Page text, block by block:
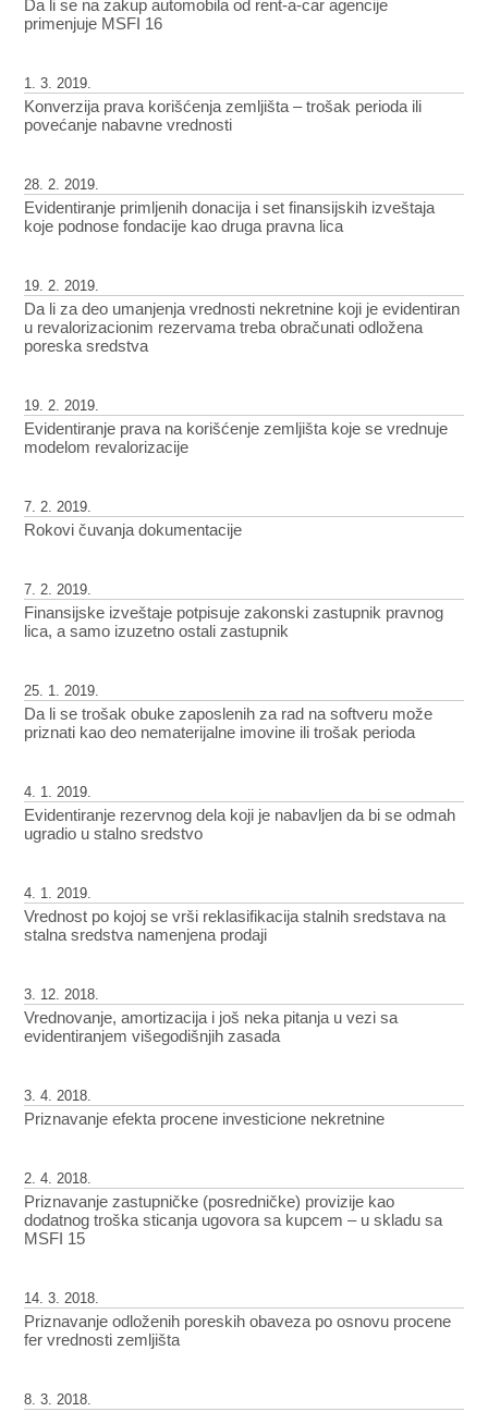
Da li se na zakup automobila od rent-a-car agencije
primenjuje MSFI 16
Konverzija prava korišćenja zemljišta – trošak perioda ili
povećanje nabavne vrednosti
1. 3. 2019.
Evidentiranje primljenih donacija i set finansijskih izveštaja
koje podnose fondacije kao druga pravna lica
28. 2. 2019.
Da li za deo umanjenja vrednosti nekretnine koji je evidentiran
u revalorizacionim rezervama treba obračunati odložena
poreska sredstva
19. 2. 2019.
Evidentiranje prava na korišćenje zemljišta koje se vrednuje
modelom revalorizacije
19. 2. 2019.
Rokovi čuvanja dokumentacije
7. 2. 2019.
Finansijske izveštaje potpisuje zakonski zastupnik pravnog
lica, a samo izuzetno ostali zastupnik
7. 2. 2019.
Da li se trošak obuke zaposlenih za rad na softveru može
priznati kao deo nematerijalne imovine ili trošak perioda
25. 1. 2019.
Evidentiranje rezervnog dela koji je nabavljen da bi se odmah
ugradio u stalno sredstvo
4. 1. 2019.
Vrednost po kojoj se vrši reklasifikacija stalnih sredstava na
stalna sredstva namenjena prodaji
4. 1. 2019.
Vrednovanje, amortizacija i još neka pitanja u vezi sa
evidentiranjem višegodišnjih zasada
3. 12. 2018.
Priznavanje efekta procene investicione nekretnine
3. 4. 2018.
Priznavanje zastupničke (posredničke) provizije kao
dodatnog troška sticanja ugovora sa kupcem – u skladu sa
MSFI 15
2. 4. 2018.
Priznavanje odloženih poreskih obaveza po osnovu procene
fer vrednosti zemljišta
14. 3. 2018.
8. 3. 2018.